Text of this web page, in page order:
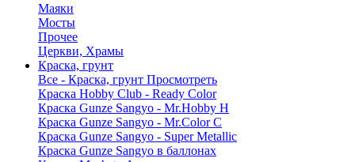
Маяки
Мосты
Прочее
Церкви, Храмы
Краска, грунт
Все - Краска, грунт Просмотреть
Краска Hobby Club - Ready Color
Краска Gunze Sangyo - Mr.Hobby H
Краска Gunze Sangyo - Mr.Color C
Краска Gunze Sangyo - Super Metallic
Краска Gunze Sangyo в баллонах